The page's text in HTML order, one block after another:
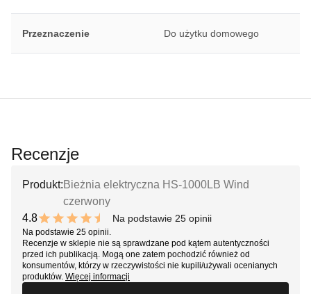
Przeznaczenie Do użytku domowego
Recenzje
Produkt: Bieżnia elektryczna HS-1000LB Wind
czerwony
4.8
9.6 out of 10 stars
Na podstawie 25 opinii
Na podstawie 25 opinii.
Recenzje w sklepie nie są sprawdzane pod kątem autentyczności
przed ich publikacją. Mogą one zatem pochodzić również od
konsumentów, którzy w rzeczywistości nie kupili/używali ocenianych
produktów. Więcej informacji